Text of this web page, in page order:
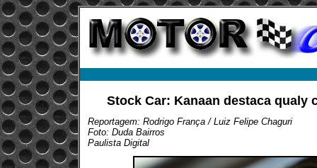
Stock Car: Kanaan destaca qualy
Reportagem: Rodrigo França / Luiz Felipe Chaguri
Foto: Duda Bairros
Paulista Digital